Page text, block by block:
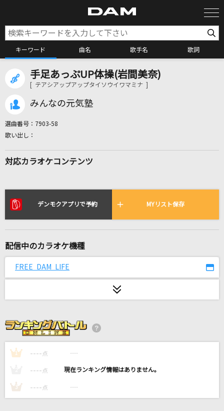
キーワード 曲名 歌手名 歌詞
カラオケ検索
リアルタイムで歌われている曲の一覧
女々しくて
ゴールデンボンバー
[生音]ヒッチコック
ヨルシカ
群青
YOASOBI
[生音]CQCQ
神様、僕は気づいてしまった
手足あっぷUP体操(岩間美奈)
[ テアシアップアップタイソウイワマミナ ]
みんなの元気塾
選曲番号： 7903-58
対応カラオケコンテンツ
デンモクアプリで予約 MYリスト保存
配信中のカラオケ機種
FREE DAM LIFE
1 ---- 点 ----
---- 点 ----
3 ---- 点 ----